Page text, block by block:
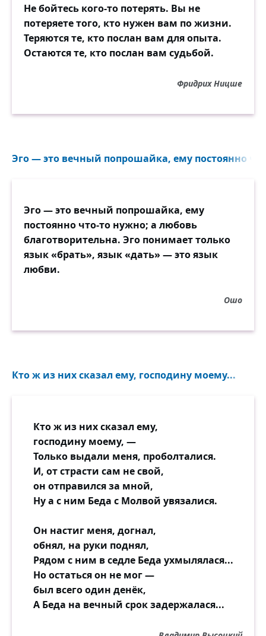
В года мытарств, во времена
Немыслимого быта
Она волной судьбы со дна
Была к нему прибита.
Среди препятствий без числа,
Волна несла её, несла
И вот теперь её отъезд,
И человек глядит кругом:
Она в момент ухода
Всё выворотила вверх дном
Из ящиков комода.
Раскиданные лоскуты
И наколовшись об шитьё
И плачет втихомолку.
Не бойтесь кого-то потерять. Вы не
потеряете того, кто нужен вам по жизни.
Теряются те, кто послан вам для опыта.
Остаются те, кто послан вам судьбой.
Фридрих Ницше
Эго — это вечный попрошайка, ему постоянно
Эго — это вечный попрошайка, ему
постоянно что-то нужно; а любовь
благотворительна. Эго понимает только
язык «брать», язык «дать» — это язык
любви.
Ошо
Кто ж из них сказал ему, господину моему...
Кто ж из них сказал ему,
господину моему, —
Только выдали меня, проболталися.
И, от страсти сам не свой,
он отправился за мной,
Ну а с ним Беда с Молвой увязалися.
Он настиг меня, догнал,
обнял, на руки поднял,
Рядом с ним в седле Беда ухмылялася...
Но остаться он не мог —
был всего один денёк,
А Беда на вечный срок задержалася...